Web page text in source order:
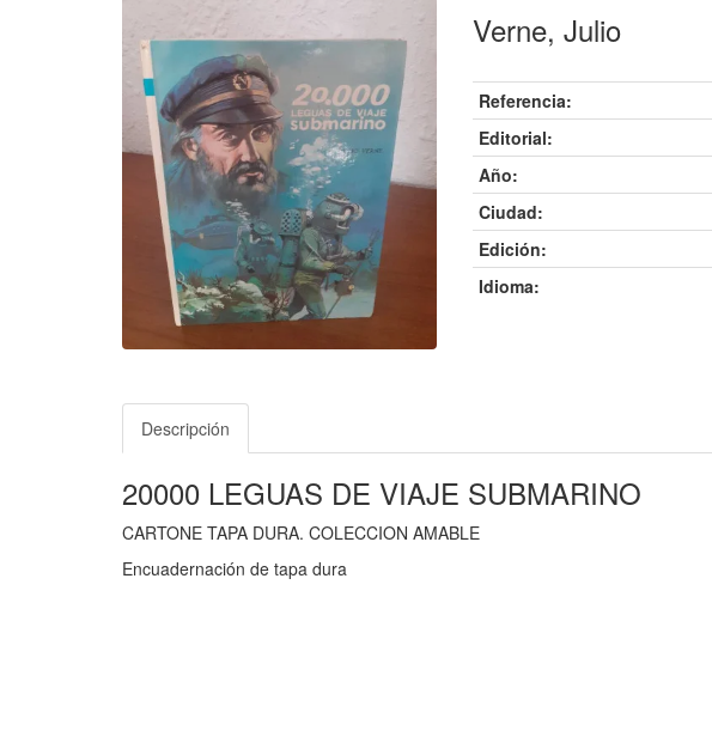
Verne, Julio
Referencia:
Editorial:
Año:
Ciudad:
Edición:
Idioma:
Descripción
20000 LEGUAS DE VIAJE SUBMARINO
CARTONE TAPA DURA. COLECCION AMABLE
Encuadernación de tapa dura